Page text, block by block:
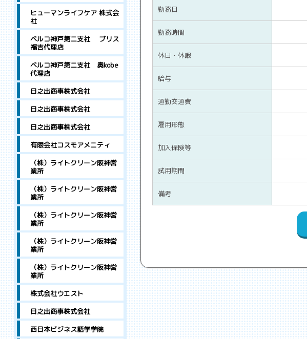
勤務日
勤務時間
休日・休暇
給与
通勤交通費
雇用形態
加入保険等
試用期間
備考
ヒューマンライフケア 株式会
社
ベルコ神戸第二支社 ブリス
福吉代理店
ベルコ神戸第二支社 奥kobe
代理店
日之出商事株式会社
日之出商事株式会社
日之出商事株式会社
有限会社コスモアメニティ
（株）ライトクリーン阪神営
業所
（株）ライトクリーン阪神営
業所
（株）ライトクリーン阪神営
業所
（株）ライトクリーン阪神営
業所
（株）ライトクリーン阪神営
業所
株式会社ウエスト
日之出商事株式会社
西日本ビジネス語学学院